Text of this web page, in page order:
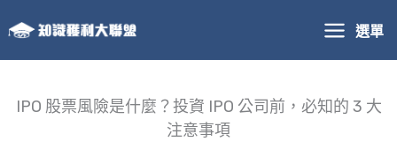
至
主
選單
IPO 股票風險是什麼？投資 IPO 公司前，必知的 3 大
注意事項